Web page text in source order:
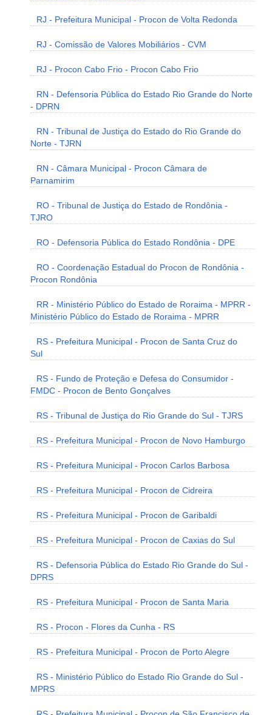
RJ - Prefeitura Municipal - Procon de Volta Redonda
RJ - Comissão de Valores Mobiliários - CVM
RJ - Procon Cabo Frio - Procon Cabo Frio
RN - Defensoria Pública do Estado Rio Grande do Norte
- DPRN
RN - Tribunal de Justiça do Estado do Rio Grande do
Norte - TJRN
RN - Câmara Municipal - Procon Câmara de
Parnamirim
RO - Tribunal de Justiça do Estado de Rondônia -
TJRO
RO - Defensoria Pública do Estado Rondônia - DPE
RO - Coordenação Estadual do Procon de Rondônia -
Procon Rondônia
RR - Ministério Público do Estado de Roraima - MPRR -
Ministério Público do Estado de Roraima - MPRR
RS - Prefeitura Municipal - Procon de Santa Cruz do
Sul
RS - Fundo de Proteção e Defesa do Consumidor -
FMDC - Procon de Bento Gonçalves
RS - Tribunal de Justiça do Rio Grande do Sul - TJRS
RS - Prefeitura Municipal - Procon de Novo Hamburgo
RS - Prefeitura Municipal - Procon Carlos Barbosa
RS - Prefeitura Municipal - Procon de Cidreira
RS - Prefeitura Municipal - Procon de Garibaldi
RS - Prefeitura Municipal - Procon de Caxias do Sul
RS - Defensoria Pública do Estado Rio Grande do Sul -
DPRS
RS - Prefeitura Municipal - Procon de Santa Maria
RS - Procon - Flores da Cunha - RS
RS - Prefeitura Municipal - Procon de Porto Alegre
RS - Ministério Público do Estado Rio Grande do Sul -
MPRS